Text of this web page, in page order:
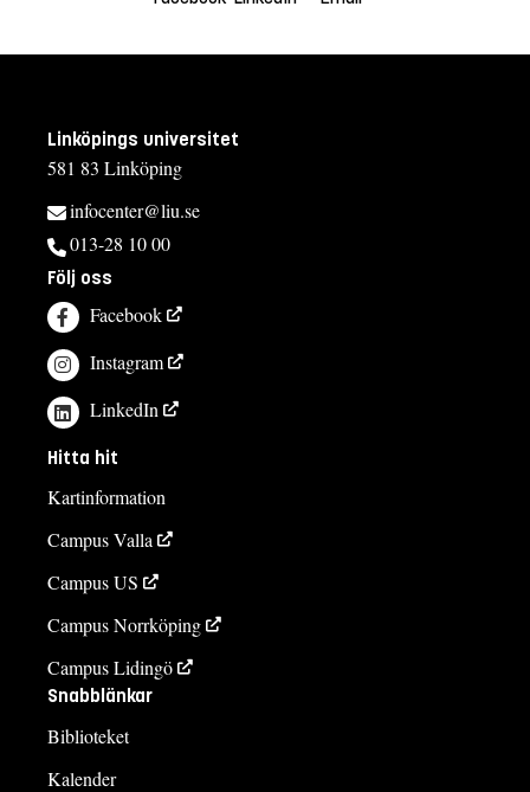
Linköpings universitet
581 83 Linköping
infocenter@liu.se
013-28 10 00
Följ oss
Facebook
Instagram
LinkedIn
Hitta hit
Kartinformation
Campus Valla
Campus US
Campus Norrköping
Campus Lidingö
Snabblänkar
Biblioteket
Kalender